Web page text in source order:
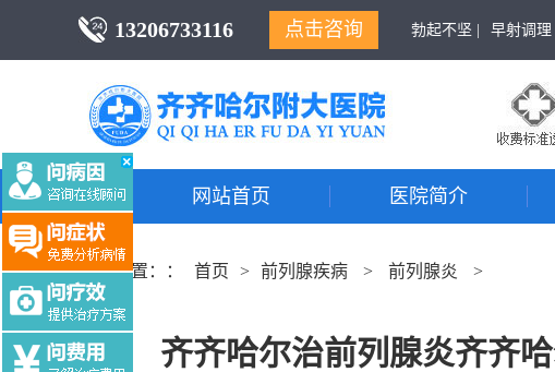
13206733116 点击咨询 勃起不坚 | 早射调理 |
网站首页 医院简介
当前位置：： 首页 > 前列腺疾病 > 前列腺炎 >
齐齐哈尔治前列腺炎齐齐